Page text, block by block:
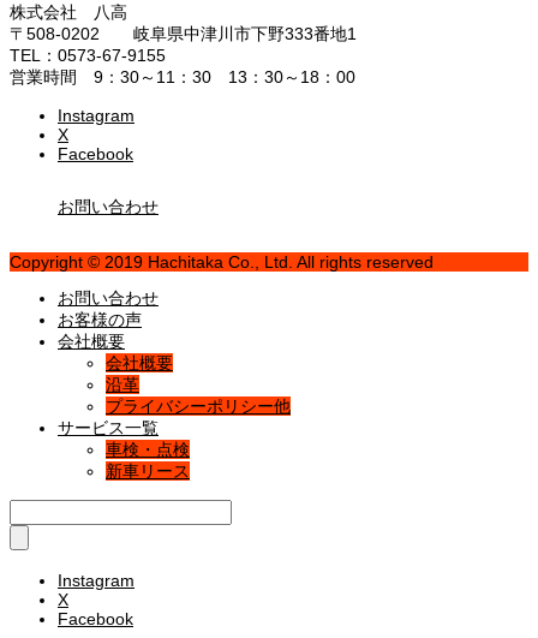
株式会社 八高
〒508-0202 岐阜県中津川市下野333番地1
TEL：0573-67-9155
営業時間 9：30～11：30 13：30～18：00
Instagram
X
Facebook
お問い合わせ
Copyright © 2019 Hachitaka Co., Ltd. All rights reserved
お問い合わせ
お客様の声
会社概要
会社概要
沿革
プライバシーポリシー他
サービス一覧
車検・点検
新車リース
Instagram
X
Facebook